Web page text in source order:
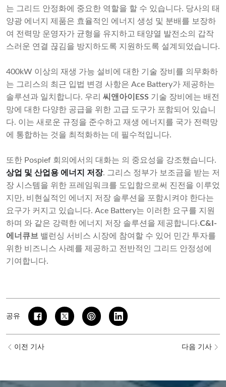
는 그리드 안정화에 중요한 역할을 할 수 있습니다. 당사의 태
양광 에너지 제품은 효율적인 에너지 생성 및 분배를 보장하
여 전력망 운영자가 균형을 유지하고 태양열 발전소의 갑작
스러운 연결 끊김을 방지하도록 지원하도록 설계되었습니다.
400kW 이상의 재생 가능 설비에 대한 기술 장비를 의무화하
는 그리스의 최근 입법 변경 사항은 Ace Battery가 제공하는
솔루션과 일치합니다. 우리 씨앤아이ESS 기술 장비에는 배전
망에 대한 다양한 공급을 위한 고급 도구가 포함되어 있습니
다. 이는 새로운 규정을 준수하고 재생 에너지를 국가 전력망
에 통합하는 것을 최적화하는 데 필수적입니다.
또한 Pospief 회의에서의 대화는 의 중요성을 강조했습니다.
상업 및 산업용 에너지 저장. 그리스 정부가 보조금을 받는 저
장 시스템을 위한 프레임워크를 도입함으로써 진전을 이루었
지만, 비현실적인 에너지 저장 솔루션을 포함시켜야 한다는
요구가 커지고 있습니다. Ace Battery는 이러한 요구를 지원
하며 와 같은 강력한 에너지 저장 솔루션을 제공합니다.C&I-
에너큐브 밸런싱 서비스 시장에 참여할 수 있어 민간 투자를
위한 비즈니스 사례를 제공하고 전반적인 그리드 안정성에
기여합니다.
공유
이전 기사 다음 기사